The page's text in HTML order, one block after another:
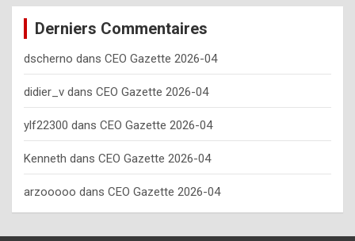
e
y
o
u
s
h
o
Derniers Commentaires
dscherno dans CEO Gazette 2026-04
didier_v dans CEO Gazette 2026-04
ylf22300 dans CEO Gazette 2026-04
Kenneth dans CEO Gazette 2026-04
arzooooo dans CEO Gazette 2026-04